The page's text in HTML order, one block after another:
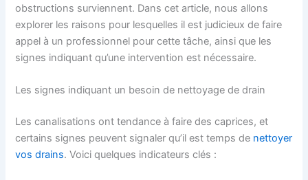
obstructions surviennent. Dans cet article, nous allons
explorer les raisons pour lesquelles il est judicieux de faire
appel à un professionnel pour cette tâche, ainsi que les
signes indiquant qu’une intervention est nécessaire.
Les signes indiquant un besoin de nettoyage de drain
Les canalisations ont tendance à faire des caprices, et
certains signes peuvent signaler qu’il est temps de nettoyer
vos drains. Voici quelques indicateurs clés :